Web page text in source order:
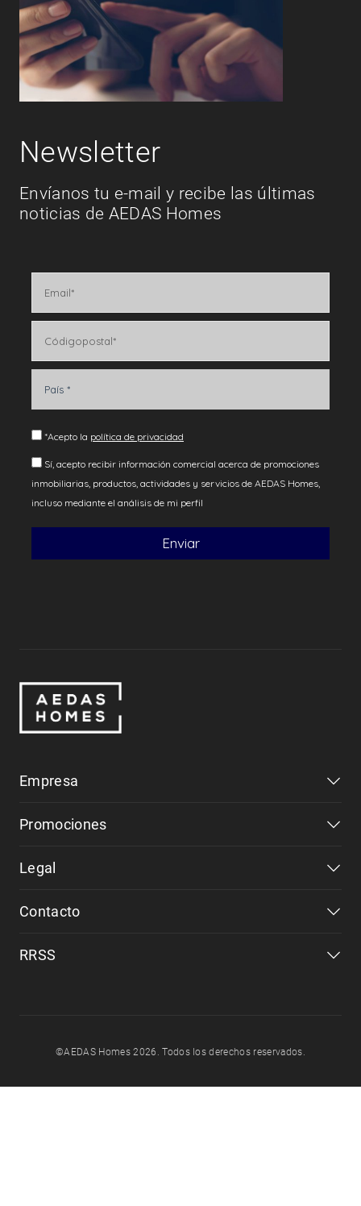
Newsletter
Envíanos tu e-mail y recibe las últimas
noticias de AEDAS Homes
Empresa
Promociones
Legal
Contacto
RRSS
©AEDAS Homes 2026. Todos los derechos reservados.